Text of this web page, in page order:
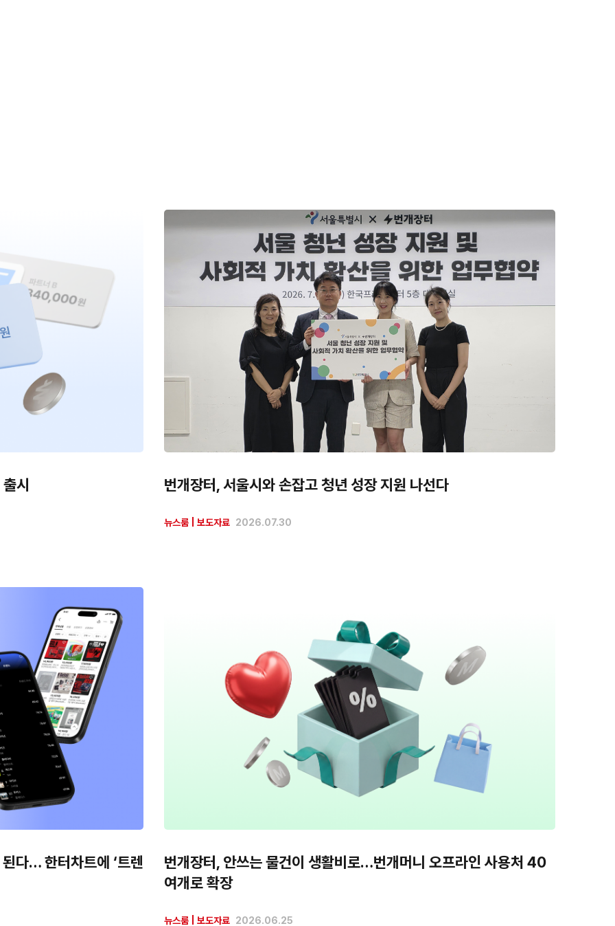
시 번개장터, 서울시와 손잡고 청년 성장 지원 나선다
뉴스룸 보도자료 2026.07.30
다… 한터차트에 ‘트렌
번개장터, 안쓰는 물건이 생활비로…번개머니 오프라인 사용처 40
여개로 확장
뉴스룸 보도자료 2026.06.25